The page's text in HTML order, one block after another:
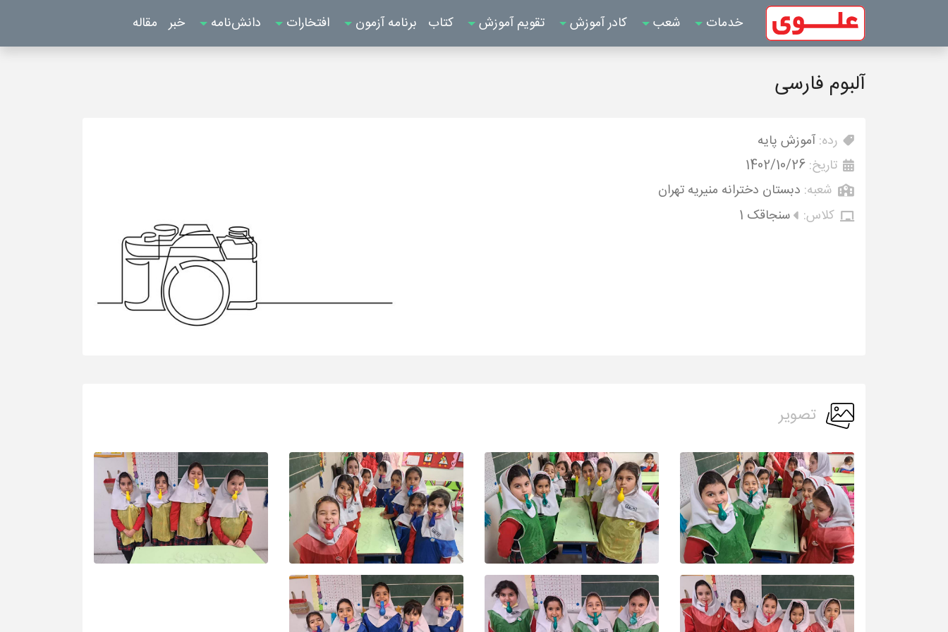
خدمات شعب کادر آموزش تقویم آموزش کتاب برنامه آزمون افتخارات دانش‌نامه خبر مقاله
آلبوم فارسی
رده: آموزش پایه
تاریخ: 1402/10/26
شعبه: دبستان دخترانه منیریه تهران
کلاس:
سنجاقک 1
تصویر